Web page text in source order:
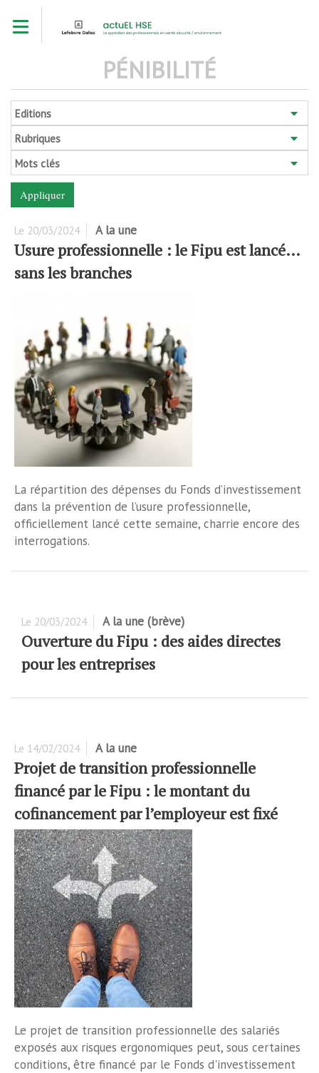
contenu
PÉNIBILITÉ
Editions
Rubriques
Mots clés
Le 20/03/2024 A la une
Usure professionnelle : le Fipu est lancé…
sans les branches
La répartition des dépenses du Fonds d’investissement
dans la prévention de l’usure professionnelle,
officiellement lancé cette semaine, charrie encore des
interrogations.
Le 20/03/2024 A la une (brève)
Ouverture du Fipu : des aides directes
pour les entreprises
Le 14/02/2024 A la une
Projet de transition professionnelle
financé par le Fipu : le montant du
cofinancement par l’employeur est fixé
Le projet de transition professionnelle des salariés
exposés aux risques ergonomiques peut, sous certaines
conditions, être financé par le Fonds d'investissement